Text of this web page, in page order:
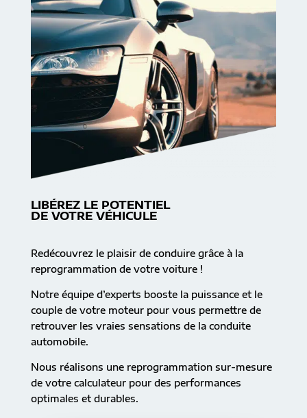
LIBÉREZ LE POTENTIEL
DE VOTRE VÉHICULE
Redécouvrez le plaisir de conduire grâce à la
reprogrammation de votre voiture !
Notre équipe d’experts booste la puissance et le
couple de votre moteur pour vous permettre de
retrouver les vraies sensations de la conduite
automobile.
Nous réalisons une reprogrammation sur-mesure
de votre calculateur pour des performances
optimales et durables.